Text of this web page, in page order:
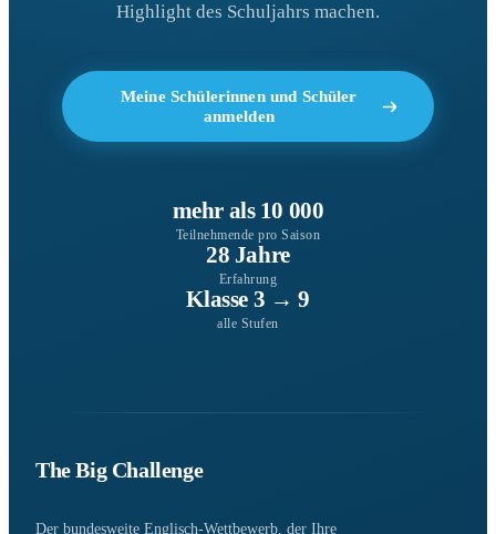
Highlight des Schuljahrs machen.
Meine Schülerinnen und Schüler
anmelden
mehr als 10 000
Teilnehmende pro Saison
28 Jahre
Erfahrung
Klasse 3 → 9
alle Stufen
The Big Challenge
Der bundesweite Englisch-Wettbewerb, der Ihre